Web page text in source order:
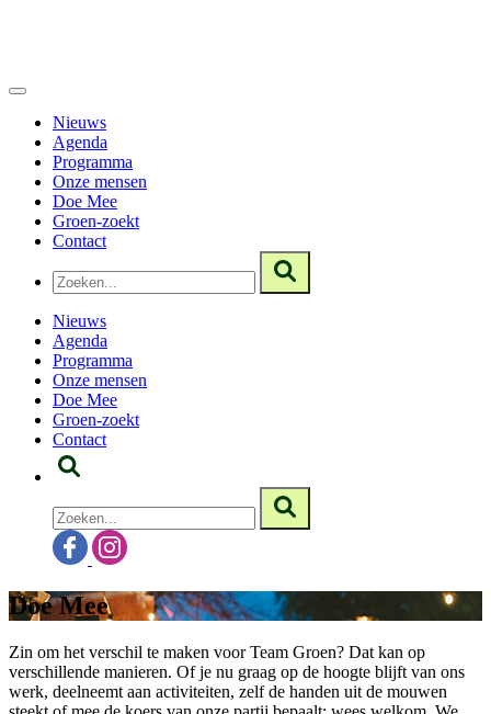
Nieuws
Agenda
Programma
Onze mensen
Doe Mee
Groen-zoekt
Contact
Nieuws
Agenda
Programma
Onze mensen
Doe Mee
Groen-zoekt
Contact
Doe Mee
Zin om het verschil te maken voor Team Groen? Dat kan op
verschillende manieren. Of je nu graag op de hoogte blijft van ons
werk, deelneemt aan activiteiten, zelf de handen uit de mouwen